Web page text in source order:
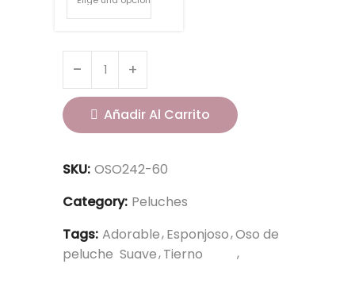
Añadir Al Carrito
SKU: OSO242-60
Category: Peluches
Tags: Adorable Esponjoso Oso de
peluche Suave Tierno